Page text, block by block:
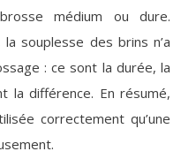
médium ou dure.
souplesse des brins n’a
: ce sont la durée, la
la différence. En résumé,
correctement qu’une